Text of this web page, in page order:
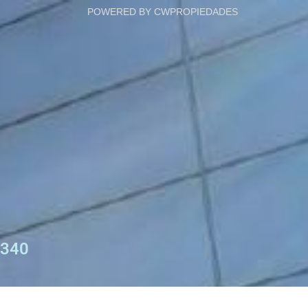
POWERED BY CWPROPIEDADES
340